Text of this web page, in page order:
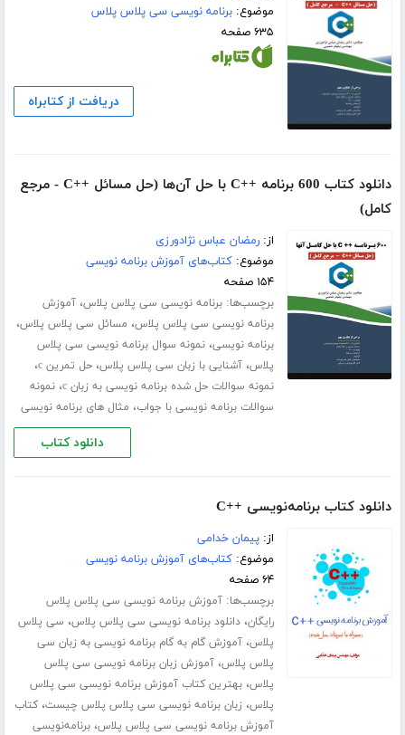
موضوع:برنامه نویسی سی پلاس پلاس
۶۳۵ صفحه
دریافت از کتابراه
دانلود کتاب 600 برنامه ++C با حل آن‌ها (حل مسائل ++C - مرجع
کامل)
از:رمضان عباس نژادورزی
موضوع:کتاب‌های آموزش برنامه نویسی
۱۵۴ صفحه
برچسب‌ها:برنامه نویسی سی پلاس پلاس،آموزش
برنامه نویسی سی پلاس پلاس، مسائل سی پلاس پلاس،
برنامه نویسی،نمونه سوال برنامه نویسی سی پلاس
پلاس،آشنایی با زبان سی پلاس پلاس،حل تمرین c ،
نمونه سوالات حل شده برنامه نویسی به زبان c ،نمونه
سوالات برنامه نویسی با جواب، مثال های برنامه نویسی
دانلود کتاب
دانلود کتاب برنامه‌نویسی ++C
از:پیمان خدامی
موضوع:کتاب‌های آموزش برنامه نویسی
۶۴ صفحه
برچسب‌ها:آموزش برنامه نویسی سی پلاس پلاس
رایگان،دانلود برنامه نویسی سی پلاس پلاس، سی پلاس
پلاس،آموزش گام به گام برنامه نویسی به زبان سی
پلاس پلاس،آموزش زبان برنامه نویسی سی پلاس
پلاس،بهترین کتاب آموزش برنامه نویسی سی پلاس
پلاس، زبان برنامه نویسی سی پلاس پلاس چیست،کتاب
آموزش برنامه نویسی سی پلاس پلاس،برنامه‌نویسی